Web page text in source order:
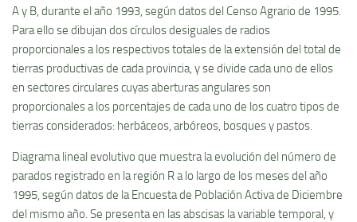
A y B, durante el año 1993, según datos del Censo Agrario de 1995.
Para ello se dibujan dos cí­rculos desiguales de radios
proporcionales a los respectivos totales de la extensión del total de
tierras productivas de cada provincia, y se divide cada uno de ellos
en sectores circulares cuyas aberturas angulares son
proporcionales a los porcentajes de cada uno de los cuatro tipos de
tierras considerados: herbáceos, arbóreos, bosques y pastos.
Diagrama lineal evolutivo que muestra la evolución del número de
parados registrado en la región R a lo largo de los meses del año
1995, según datos de la Encuesta de Población Activa de Diciembre
del mismo año. Se presenta en las abscisas la variable temporal, y